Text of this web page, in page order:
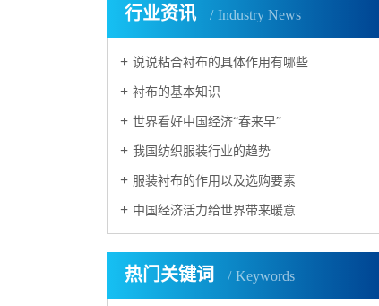
行业资讯 Industry News
说说粘合衬布的具体作用有哪些
衬布的基本知识
世界看好中国经济“春来早”
我国纺织服装行业的趋势
服装衬布的作用以及选购要素
中国经济活力给世界带来暖意
热门关键词 Keywords